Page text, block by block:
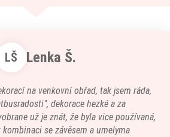
LŠ Lenka Š.
na venkovní obřad, tak jsem ráda,
dekorace hezké a za
už je znát, že byla vice používaná,
se závěsem a umelyma